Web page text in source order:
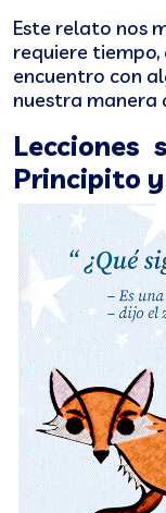
Este relato nos
requiere
encuentro con
nuestra manera
Lecciones
Principito